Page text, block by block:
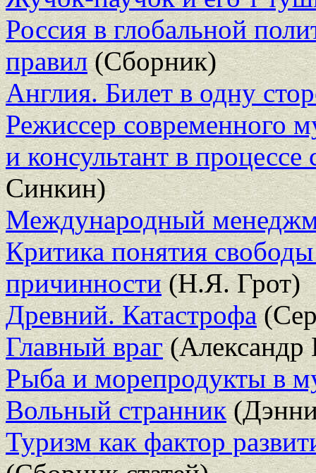
Россия в глобальной
правил(Сборник)
Англия. Билет в одну
Режиссер современного
и консультант в процессе
Синкин)
Международный
Критика понятия
причинности(Н.Я. Грот)
Древний. Катастрофа
Главный враг(Александр
Рыба и морепродукты в
Вольный странник
Туризм как фактор